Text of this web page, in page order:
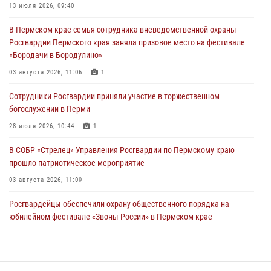
богослужении в Перми
28 июля 2026, 10:44
Росгвардейцы оказали силовую поддержку при задержании
28 июля 2026, 06:15
13 июля 2026, 09:40
В Пермском крае семья сотрудника вневедомственной охраны
Росгвардии Пермского края заняла призовое место на фестивале
«Бородачи в Бородулино»
03 августа 2026, 11:06 1
Сотрудники Росгвардии приняли участие в торжественном
богослужении в Перми
28 июля 2026, 10:44 1
В СОБР «Стрелец» Управления Росгвардии по Пермскому краю
прошло патриотическое мероприятие
03 августа 2026, 11:09
Росгвардейцы обеспечили охрану общественного порядка на
юбилейном фестивале «Звоны России» в Пермском крае